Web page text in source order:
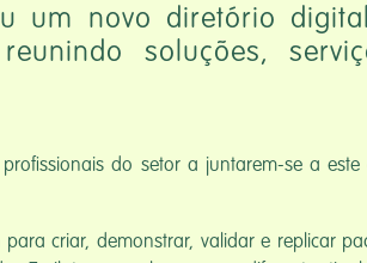
um novo diretório
soluções,
do setor a juntarem-se a este
criar, demonstrar, validar e replicar